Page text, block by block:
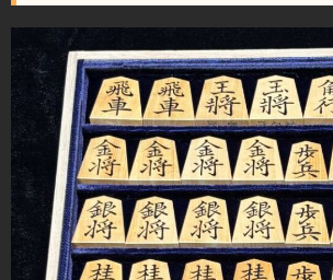
彫埋駒
彫駒
駒箱 駒台 布盤
駒師紹介
買物ガイド
お問合せ